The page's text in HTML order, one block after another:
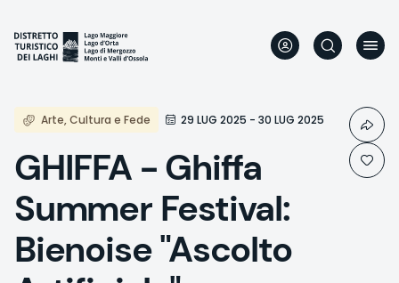
contenu
principal
Arte, Cultura e Fede 29 LUG 2025 - 30 LUG 2025
GHIFFA - Ghiffa
Summer Festival:
Bienoise "Ascolto